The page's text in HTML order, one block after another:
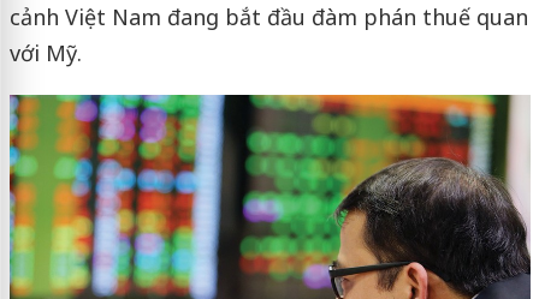
cảnh Việt Nam đang bắt đầu đàm phán thuế quan
với Mỹ.